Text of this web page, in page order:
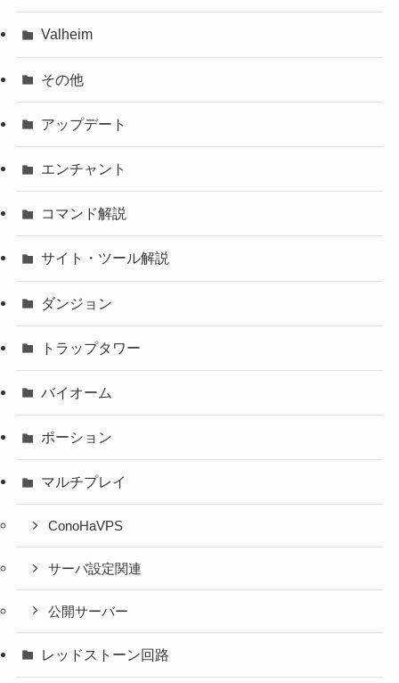
Valheim
その他
アップデート
エンチャント
コマンド解説
サイト・ツール解説
ダンジョン
トラップタワー
バイオーム
ポーション
マルチプレイ
ConoHaVPS
サーバ設定関連
公開サーバー
レッドストーン回路